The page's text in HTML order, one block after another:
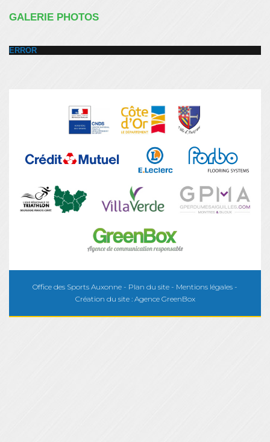
GALERIE PHOTOS
ERROR
Office des Sports Auxonne - Plan du site - Mentions légales -
Création du site : Agence GreenBox